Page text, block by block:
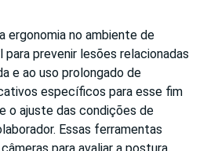
ergonomia no ambiente de
para prevenir lesões relacionadas
e ao uso prolongado de
específicos para esse fim
o ajuste das condições de
Essas ferramentas
para avaliar a postura,